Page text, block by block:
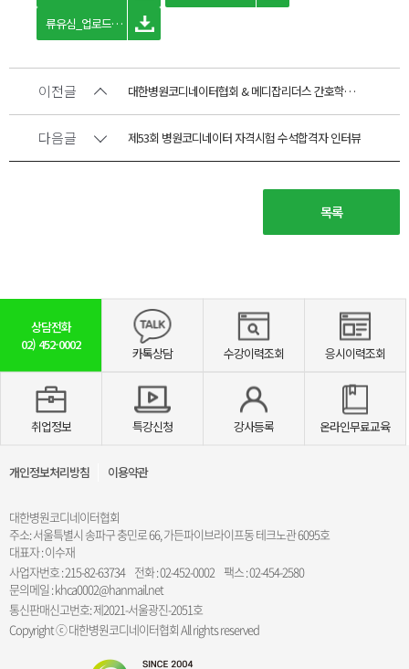
류유심_업로드용.png
이전글 대한병원코디네이터협회 & 메디잡리더스 간호학원 MOU 협약 체결
다음글 제53회 병원코디네이터 자격시험 수석합격자 인터뷰
목록
상담전화
02) 452-0002
카톡상담 수강이력조회 응시이력조회
취업정보 특강신청 강사등록 온라인무료교육
개인정보처리방침 이용약관
대한병원코디네이터협회
주소: 서울특별시 송파구 충민로 66, 가든파이브라이프동 테크노관 6095호
대표자 : 이수재
사업자번호 : 215-82-63734 전화 : 02-452-0002 팩스 : 02-454-2580
문의메일 : khca0002@hanmail.net
통신판매신고번호: 제2021-서울광진-2051호
Copyright ⓒ 대한병원코디네이터협회 All rights reserved